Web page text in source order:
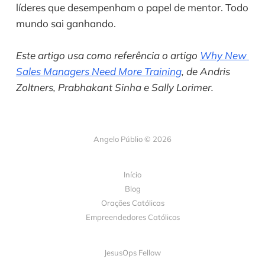
líderes que desempenham o papel de mentor. Todo
mundo sai ganhando.
Este artigo usa como referência o artigo Why New
Sales Managers Need More Training, de Andris
Zoltners, Prabhakant Sinha e Sally Lorimer.
Angelo Públio © 2026
Início
Blog
Orações Católicas
Empreendedores Católicos
JesusOps Fellow